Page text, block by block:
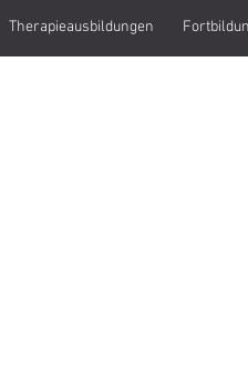
Therapieausbildungen